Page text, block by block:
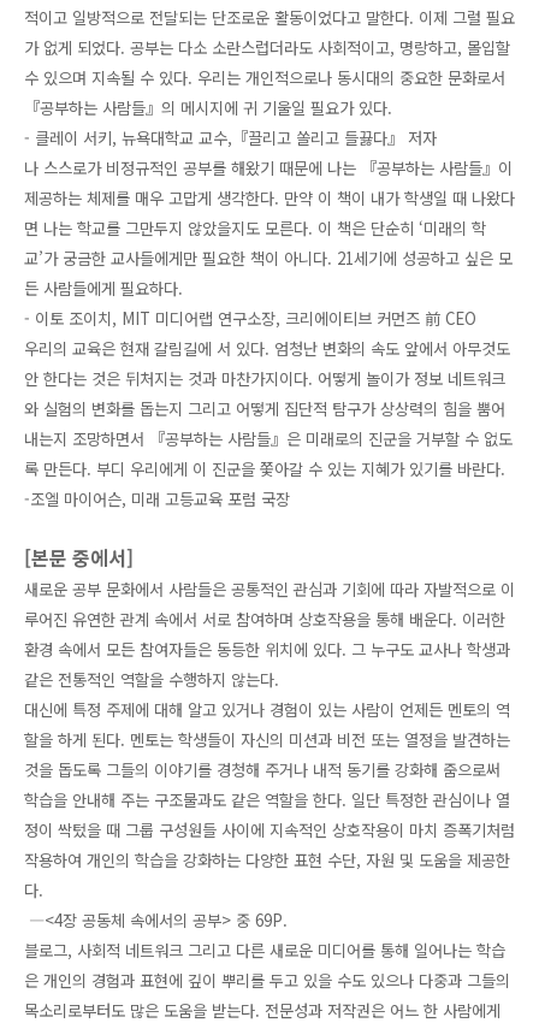
적이고 일방적으로 전달되는 단조로운 활동이었다고 말한다. 이제 그럴 필요
가 없게 되었다. 공부는 다소 소란스럽더라도 사회적이고, 명랑하고, 몰입할
수 있으며 지속될 수 있다. 우리는 개인적으로나 동시대의 중요한 문화로서
『공부하는 사람들』의 메시지에 귀 기울일 필요가 있다.
- 클레이 서키, 뉴욕대학교 교수,『끌리고 쏠리고 들끓다』 저자
나 스스로가 비정규적인 공부를 해왔기 때문에 나는 『공부하는 사람들』이
제공하는 체제를 매우 고맙게 생각한다. 만약 이 책이 내가 학생일 때 나왔다
면 나는 학교를 그만두지 않았을지도 모른다. 이 책은 단순히 ‘미래의 학
교’가 궁금한 교사들에게만 필요한 책이 아니다. 21세기에 성공하고 싶은 모
든 사람들에게 필요하다.
- 이토 조이치, MIT 미디어랩 연구소장, 크리에이티브 커먼즈 前 CEO
우리의 교육은 현재 갈림길에 서 있다. 엄청난 변화의 속도 앞에서 아무것도
안 한다는 것은 뒤처지는 것과 마찬가지이다. 어떻게 놀이가 정보 네트워크
와 실험의 변화를 돕는지 그리고 어떻게 집단적 탐구가 상상력의 힘을 뿜어
내는지 조망하면서 『공부하는 사람들』은 미래로의 진군을 거부할 수 없도
록 만든다. 부디 우리에게 이 진군을 쫓아갈 수 있는 지혜가 있기를 바란다.
-조엘 마이어슨, 미래 고등교육 포럼 국장
[본문 중에서]
새로운 공부 문화에서 사람들은 공통적인 관심과 기회에 따라 자발적으로 이
루어진 유연한 관계 속에서 서로 참여하며 상호작용을 통해 배운다. 이러한
환경 속에서 모든 참여자들은 동등한 위치에 있다. 그 누구도 교사나 학생과
같은 전통적인 역할을 수행하지 않는다.
대신에 특정 주제에 대해 알고 있거나 경험이 있는 사람이 언제든 멘토의 역
할을 하게 된다. 멘토는 학생들이 자신의 미션과 비전 또는 열정을 발견하는
것을 돕도록 그들의 이야기를 경청해 주거나 내적 동기를 강화해 줌으로써
학습을 안내해 주는 구조물과도 같은 역할을 한다. 일단 특정한 관심이나 열
정이 싹텄을 때 그룹 구성원들 사이에 지속적인 상호작용이 마치 증폭기처럼
작용하여 개인의 학습을 강화하는 다양한 표현 수단, 자원 및 도움을 제공한
다.
―<4장 공동체 속에서의 공부> 중 69P.
블로그, 사회적 네트워크 그리고 다른 새로운 미디어를 통해 일어나는 학습
은 개인의 경험과 표현에 깊이 뿌리를 두고 있을 수도 있으나 다중과 그들의
목소리로부터도 많은 도움을 받는다. 전문성과 저작권은 어느 한 사람에게